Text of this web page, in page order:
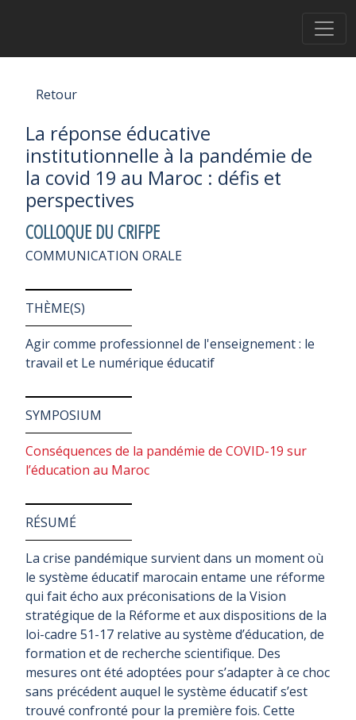
Retour
La réponse éducative
institutionnelle à la pandémie de
la covid 19 au Maroc : défis et
perspectives
COLLOQUE DU CRIFPE
COMMUNICATION ORALE
THÈME(S)
Agir comme professionnel de l'enseignement : le
travail et Le numérique éducatif
SYMPOSIUM
Conséquences de la pandémie de COVID-19 sur
l’éducation au Maroc
RÉSUMÉ
La crise pandémique survient dans un moment où
le système éducatif marocain entame une réforme
qui fait écho aux préconisations de la Vision
stratégique de la Réforme et aux dispositions de la
loi-cadre 51-17 relative au système d’éducation, de
formation et de recherche scientifique. Des
mesures ont été adoptées pour s’adapter à ce choc
sans précédent auquel le système éducatif s’est
trouvé confronté pour la première fois. Cette